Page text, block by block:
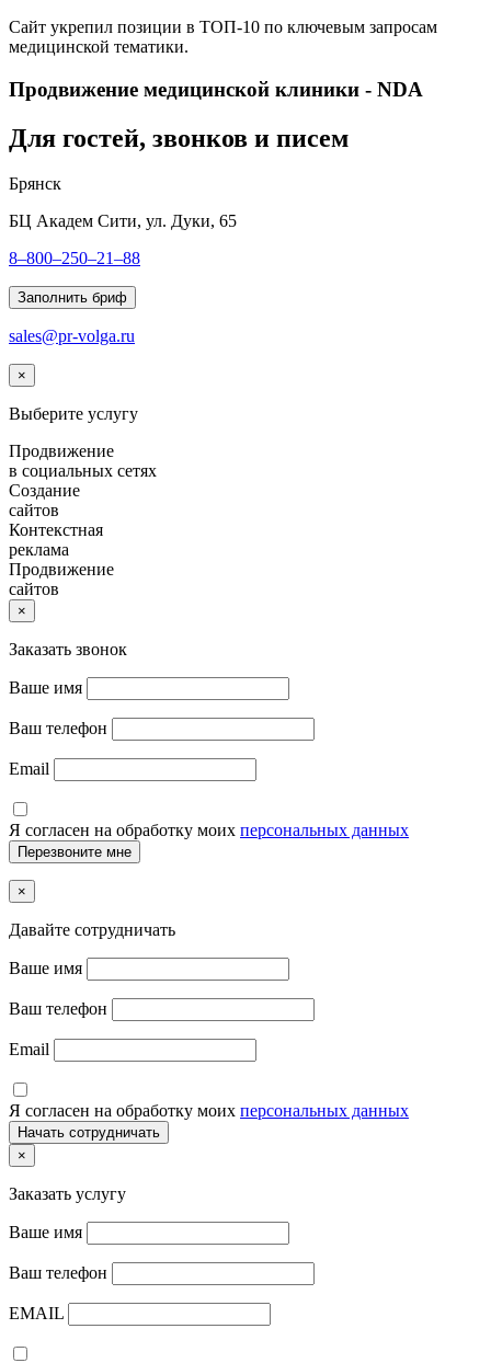
Сайт укрепил позиции в ТОП-10 по ключевым запросам
медицинской тематики.
Продвижение медицинской клиники - NDA
Для гостей, звонков и писем
Брянск
БЦ Академ Сити, ул. Дуки, 65
8–800–250–21–88
Заполнить бриф
sales@pr-volga.ru
×
Выберите услугу
Продвижение
в социальных сетях
Создание
сайтов
Контекстная
реклама
Продвижение
сайтов
×
Заказать звонок
Ваше имя
Ваш телефон
Email
Я согласен на обработку моих персональных данных
×
Давайте сотрудничать
Ваше имя
Ваш телефон
Email
Я согласен на обработку моих персональных данных
×
Заказать услугу
Ваше имя
Ваш телефон
EMAIL